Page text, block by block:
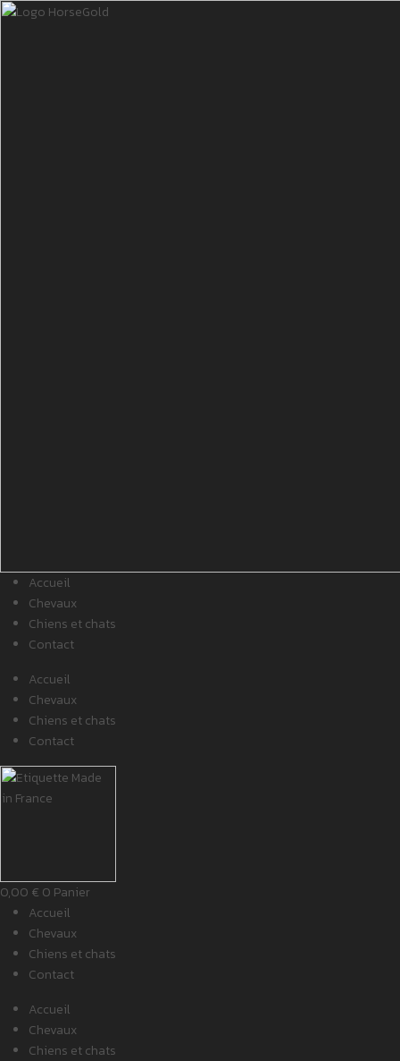
Accueil
Chevaux
Chiens et chats
Contact
Accueil
Chevaux
Chiens et chats
Contact
0,00 € 0 Panier
Accueil
Chevaux
Chiens et chats
Contact
Accueil
Chevaux
Chiens et chats